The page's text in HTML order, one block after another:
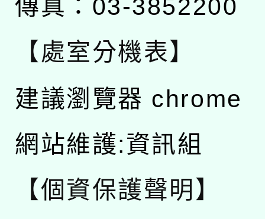
傳真：03-3852200
【處室分機表】
建議瀏覽器 chrome
網站維護:資訊組
【個資保護聲明】